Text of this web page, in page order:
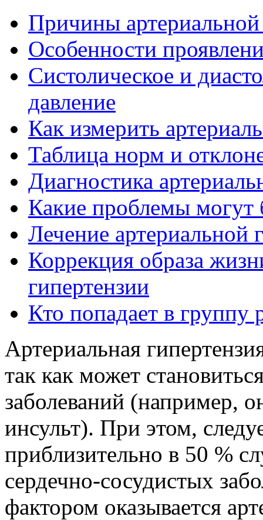
Причины артериальной
Особенности
Систолическое и
давление
Как измерить
Таблица норм и
Диагностика
Какие проблемы могут
Лечение артериальной
Коррекция образа
гипертензии
Кто попадает в группу
Артериальная
так как может
заболеваний (например,
инсульт). При этом,
приблизительно в 50 %
сердечно-сосудистых
фактором оказывается